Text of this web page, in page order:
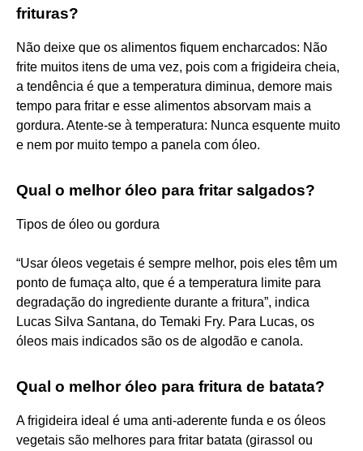
frituras?
Não deixe que os alimentos fiquem encharcados: Não
frite muitos itens de uma vez, pois com a frigideira cheia,
a tendência é que a temperatura diminua, demore mais
tempo para fritar e esse alimentos absorvam mais a
gordura. Atente-se à temperatura: Nunca esquente muito
e nem por muito tempo a panela com óleo.
Qual o melhor óleo para fritar salgados?
Tipos de óleo ou gordura
“Usar óleos vegetais é sempre melhor, pois eles têm um
ponto de fumaça alto, que é a temperatura limite para
degradação do ingrediente durante a fritura”, indica
Lucas Silva Santana, do Temaki Fry. Para Lucas, os
óleos mais indicados são os de algodão e canola.
Qual o melhor óleo para fritura de batata?
A frigideira ideal é uma anti-aderente funda e os óleos
vegetais são melhores para fritar batata (girassol ou